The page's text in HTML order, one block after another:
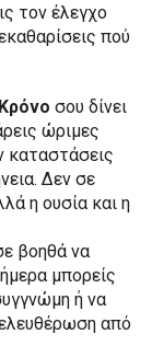
τον έλεγχο
πού
σου δίνει
ώριμες
καταστάσεις
Δεν σε
η ουσία και η
βοηθά να
μπορείς
ή να
από